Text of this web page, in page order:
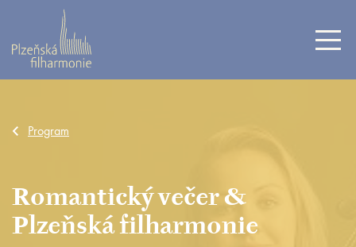
Program
Romantický večer &
Plzeňská filharmonie